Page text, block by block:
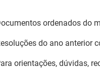
ordenados do
do ano anterior
orientações, dúvidas,